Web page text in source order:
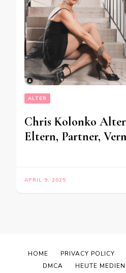
ALTER
Chris Kolonko
Eltern, Partner,
APRIL 9, 2025
HOME PRIVACY POLICY
DMCA
HEUTE MEDIEN